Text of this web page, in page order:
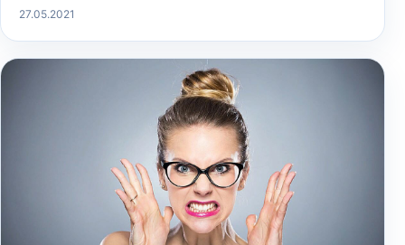
27.05.2021